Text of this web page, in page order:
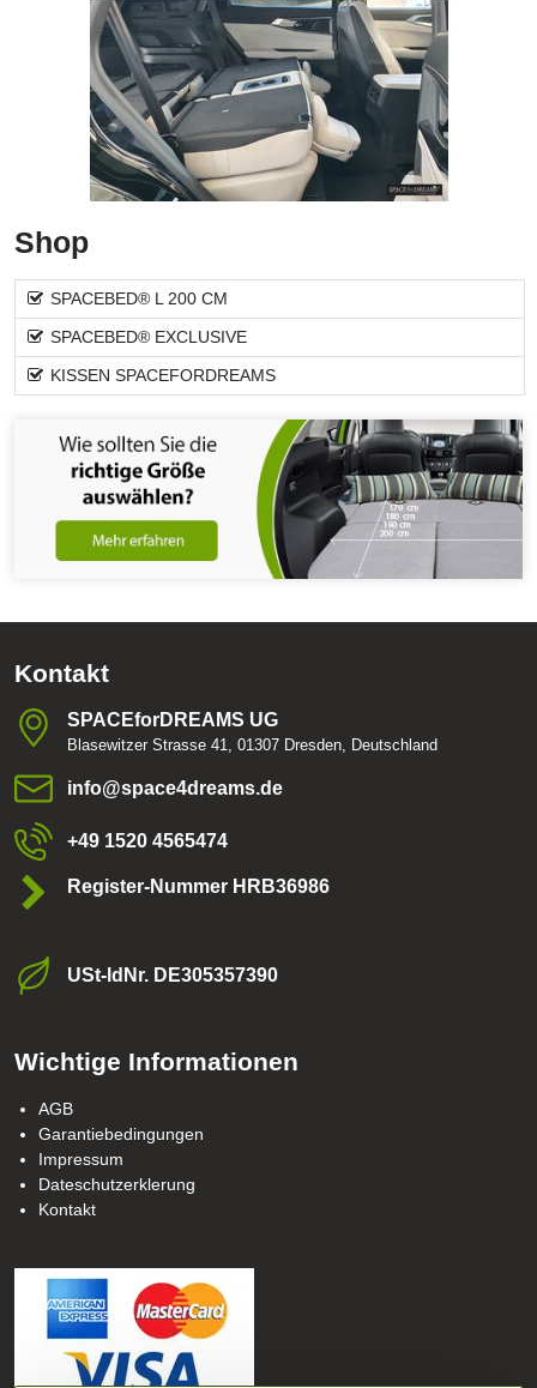
Shop
SPACEBED® L 200 CM
SPACEBED® EXCLUSIVE
KISSEN SPACEFORDREAMS
Kontakt
SPACEforDREAMS UG
Blasewitzer Strasse 41, 01307 Dresden, Deutschland
info​@space4dreams​.de
+49 1520 4565474
Register-Nummer HRB36986
USt-ldNr​. DE305357390
Wichtige Informationen
AGB
Garantiebedingungen
Impressum
Dateschutzerklerung
Kontakt